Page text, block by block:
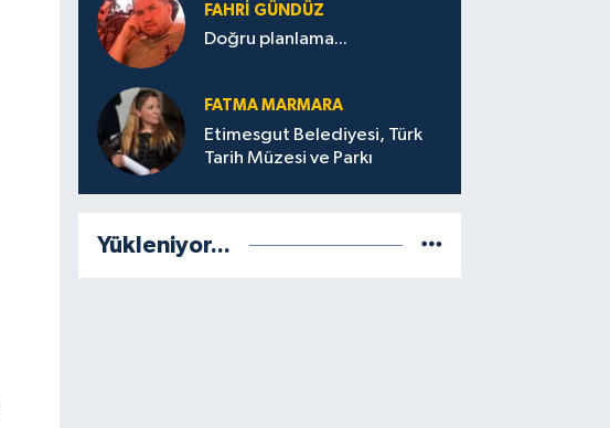
FAHRI GÜNDÜZ
Doğru planlama...
FATMA MARMARA
Etimesgut Belediyesi, Türk
Tarih Müzesi ve Parkı
Yükleniyor...